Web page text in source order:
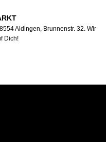
Aldingen, Brunnenstr. 32. Wir
Dich!